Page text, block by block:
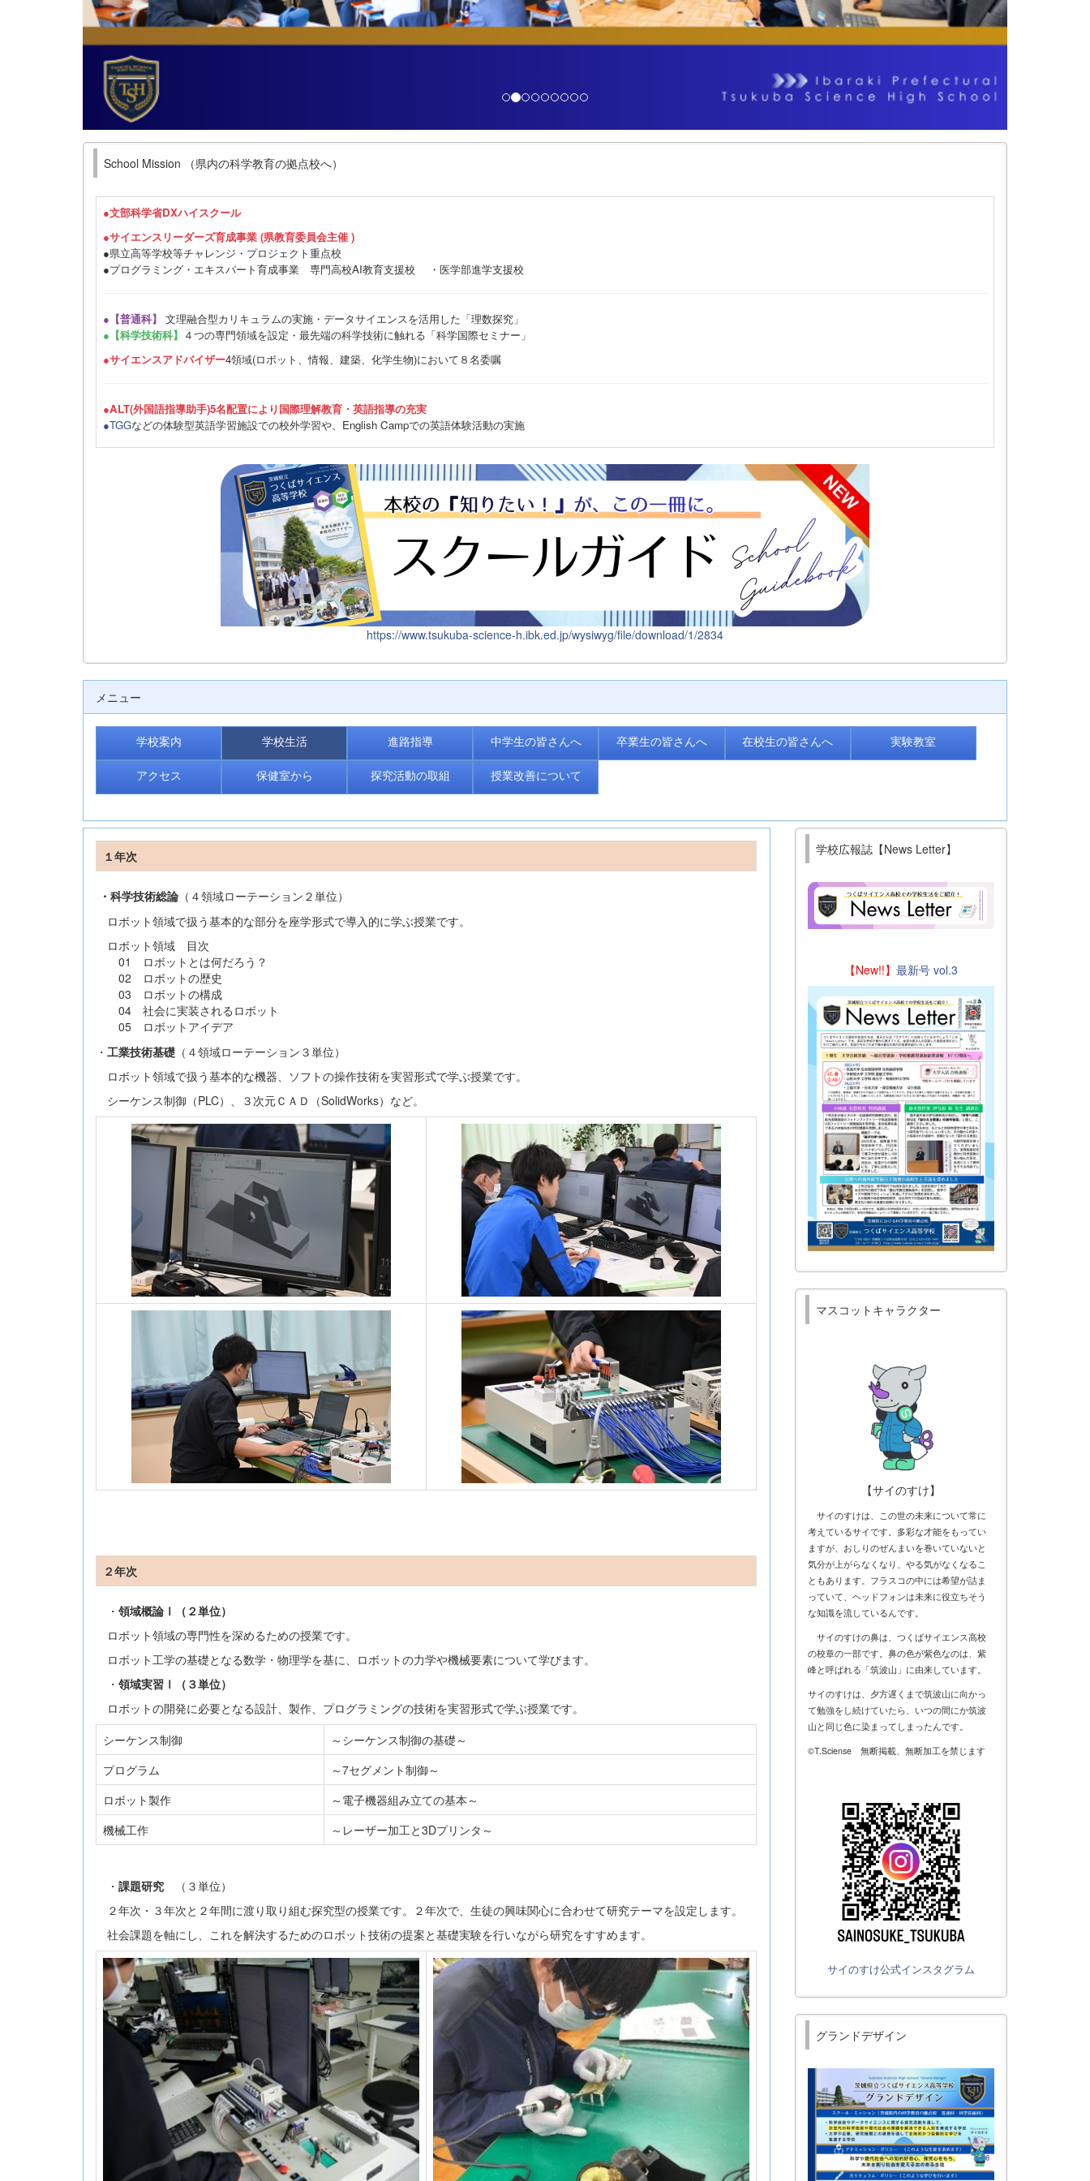
School Mission （県内の科学教育の拠点校へ）
●文部科学省DXハイスクール
●サイエンスリーダーズ育成事業 (県教育委員会主催 )
●県立高等学校等チャレンジ・プロジェクト重点校
●プログラミング・エキスパート育成事業 専門高校AI教育支援校 ・医学部進学支援校
●【普通科】 文理融合型カリキュラムの実施・データサイエンスを活用した「理数探究」
●【科学技術科】 ４つの専門領域を設定・最先端の科学技術に触れる「科学国際セミナー」
●サイエンスアドバイザー4領域(ロボット、情報、建築、化学生物)において８名委嘱
●ALT(外国語指導助手)5名配置により国際理解教育・英語指導の充実
●TGGなどの体験型英語学習施設での校外学習や、English Campでの英語体験活動の実施
https://www.tsukuba-science-h.ibk.ed.jp/wysiwyg/file/download/1/2834
メニュー
学校案内 学校生活 進路指導 中学生の皆さんへ 卒業生の皆さんへ 在校生の皆さんへ 実験教室
アクセス 保健室から 探究活動の取組 授業改善について
１年次
・ 科学技術総論 （４領域ローテーション２単位）
ロボット領域で扱う基本的な部分を座学形式で導入的に学ぶ授業です。
ロボット領域 目次
01 ロボットとは何だろう？
02 ロボットの歴史
03 ロボットの構成
04 社会に実装されるロボット
05 ロボットアイデア
・ 工業技術基礎 （４領域ローテーション３単位）
ロボット領域で扱う基本的な機器、ソフトの操作技術を実習形式で学ぶ授業です。
シーケンス制御（PLC）、３次元ＣＡＤ（SolidWorks）など。
２年次
・ 領域概論Ⅰ（２単位）
ロボット領域の専門性を深めるための授業です。
ロボット工学の基礎となる数学・物理学を基に、ロボットの力学や機械要素について学びます。
・ 領域実習Ⅰ（３単位）
ロボットの開発に必要となる設計、製作、プログラミングの技術を実習形式で学ぶ授業です。
シーケンス制御
～シーケンス制御の基礎～
プログラム
～7セグメント制御～
ロボット製作
～電子機器組み立ての基本～
機械工作
～レーザー加工と3Dプリンタ～
・ 課題研究 （３単位）
２年次・３年次と２年間に渡り取り組む探究型の授業です。２年次で、生徒の興味関心に合わせて研究テーマを設定します。
社会課題を軸にし、これを解決するためのロボット技術の提案と基礎実験を行いながら研究をすすめます。
学校広報誌【News Letter】
【New!!】 最新号 vol.3
マスコットキャラクター
【サイのすけ】
サイのすけは、この世の未来について常に
考えているサイです。多彩な才能をもってい
ますが、おしりのぜんまいを巻いていないと
気分が上がらなくなり、やる気がなくなるこ
ともあります。フラスコの中には希望が詰ま
っていて、ヘッドフォンは未来に役立ちそう
な知識を流しているんです。
サイのすけの鼻は、つくばサイエンス高校
の校章の一部です。鼻の色が紫色なのは、紫
峰と呼ばれる「筑波山」に由来しています。
サイのすけは、夕方遅くまで筑波山に向かっ
て勉強をし続けていたら、いつの間にか筑波
山と同じ色に染まってしまったんです。
©T.Sciense 無断掲載、無断加工を禁じます
サイのすけ公式インスタグラム
グランドデザイン